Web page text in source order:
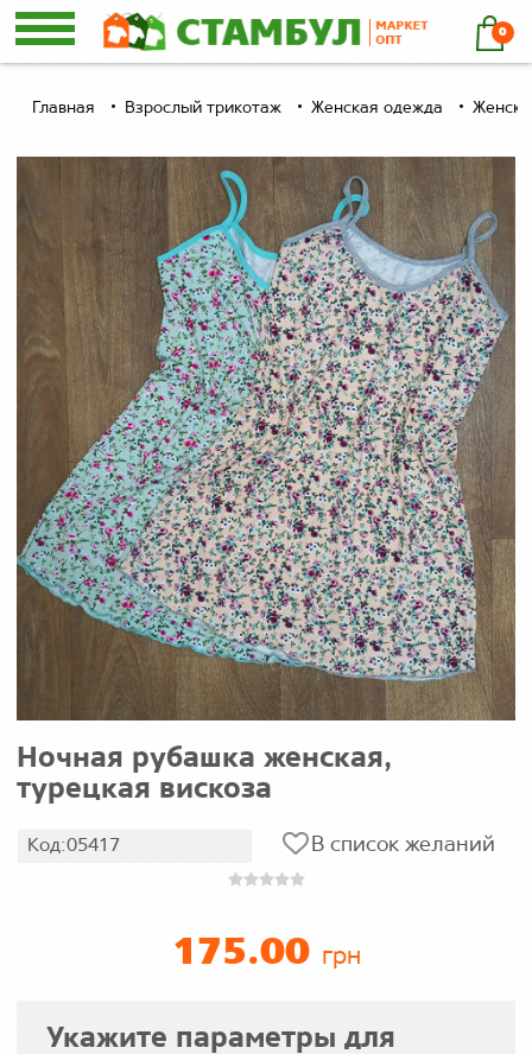
0
Главная Взрослый трикотаж Женская одежда
Ночная рубашка женская,
турецкая вискоза
Код:05417 В список желаний
175.00 грн
Укажите параметры для